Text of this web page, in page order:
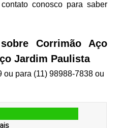
conosco para saber
Corrimão Aço
Jardim Paulista
ou para (11) 98988-7838ou